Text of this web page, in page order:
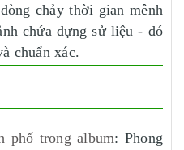
chảy thời gian mênh
chứa đựng sử liệu - đó
chuẩn xác.
phố trong album: Phong